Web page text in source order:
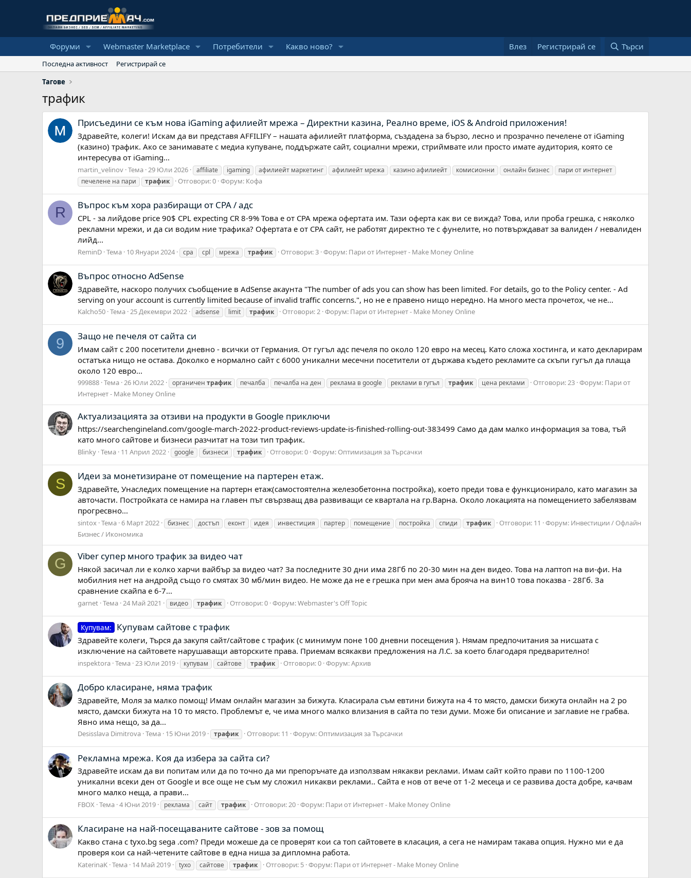
Форуми Webmaster Marketplace Потребители Какво ново? Влез Регистрирай се Търси
Последна активност
Регистрирай се
Тагове
трафик
Присъедини се към нова iGaming афилиейт мрежа – Директни казина, Реално време, iOS & Android приложения!
Здравейте, колеги! Искам да ви представя AFFILIFY – нашата афилиейт платформа, създадена за бързо, лесно и прозрачно печелене от iGaming
(казино) трафик. Ако се занимавате с медиа купуване, поддържате сайт, социални мрежи, стриймвате или просто имате аудитория, която се
интересува от iGaming...
martin_velinov Тема 29 Юли 2026 affiliate igaming афилиейт маркетинг афилиейт мрежа казино афилиейт комисионни онлайн бизнес
пари от интернет
печелене на пари
трафик Отговори: 0 Форум: Кофа
R Въпрос към хора разбиращи от CPA / адс
CPL - за лийдове price 90$ CPL expecting CR 8-9% Това е от CPA мрежа офертата им. Тази оферта как ви се вижда? Това, или проба грешка, с няколко
рекламни мрежи, и да си водим ние трафика? Офертата е от CPA сайт, не работят директно те с фунелите, но потвърждават за валиден / невалиден
лийд...
ReminD Тема 10 Януари 2024 cpa cpl мрежа трафик Отговори: 3 Форум: Пари от Интернет - Make Money Online
Въпрос относно AdSense
Здравейте, наскоро получих съобщение в AdSense акаунта "The number of ads you can show has been limited. For details, go to the Policy center. - Ad
serving on your account is currently limited because of invalid traffic concerns.", но не е правено нищо нередно. На много места прочетох, че не...
Kalcho50 Тема 25 Декември 2022 adsense limit трафик Отговори: 2 Форум: Пари от Интернет - Make Money Online
9 Защо не печеля от сайта си
Имам сайт с 200 посетители дневно - всички от Германия. От гугъл адс печеля по около 120 евро на месец. Като сложа хостинга, и като декларирам
остатъка нищо не остава. Доколко е нормално сайт с 6000 уникални месечни посетители от държава където рекламите са скъпи гугъл да плаща
около 120 евро...
999888 Тема 26 Юли 2022 органичен трафик печалба печалба на ден реклама в google реклами в гугъл трафик цена реклами Отговори: 23 Форум: Пари от
Интернет - Make Money Online
Актуализацията за отзиви на продукти в Google приключи
https://searchengineland.com/google-march-2022-product-reviews-update-is-finished-rolling-out-383499 Само да дам малко информация за това, тъй
като много сайтове и бизнеси разчитат на този тип трафик.
Blinky Тема 11 Април 2022 google бизнеси трафик Отговори: 0 Форум: Оптимизация за Търсачки
S Идеи за монетизиране от помещение на партeрен етаж.
Здравейте, Унаследих помещение на партерн етаж(самостоятелна железобетонна постройка), което преди това е функционирало, като магазин за
авточасти. Постройката се намира на главен път свързващ два развиващи се квартала на гр.Варна. Около локацията на помещението забелязвам
прогресвно...
sintox Тема 6 Март 2022 бизнес достъп еконт идея инвестиция партер помещение постройка спиди трафик Отговори: 11 Форум: Инвестиции / Офлайн
Бизнес / Икономика
G Viber супер много трафик за видео чат
Някой засичал ли е колко харчи вайбър за видео чат? За последните 30 дни има 28Гб по 20-30 мин на ден видео. Това на лаптоп на ви-фи. На
мобилния нет на андройд също го смятах 30 мб/мин видео. Не може да не е грешка при мен ама брояча на вин10 това показва - 28Гб. За
сравнение скайпа е 6-7...
garnet Тема 24 Май 2021 видео трафик Отговори: 0 Форум:Webmaster's Off Topic
Купувам: Купувам сайтове с трафик
Здравейте колеги, Търся да закупя сайт/сайтове с трафик (с минимум поне 100 дневни посещения ). Нямам предпочитания за нисшата с
изключение на сайтовете нарушаващи авторските права. Приемам всякакви предложения на Л.С. за което благодаря предварително!
inspektora Тема 23 Юли 2019 купувам сайтове трафик Отговори: 0 Форум:Архив
Добро класиране, няма трафик
Здравейте, Моля за малко помощ! Имам онлайн магазин за бижута. Класирала съм евтини бижута на 4 то място, дамски бижута онлайн на 2 ро
място, дамски бижута на 10 то място. Проблемът е, че има много малко влизания в сайта по тези думи. Може би описание и заглавие не грабва.
Явно има нещо, за да...
Desisslava Dimitrova Тема 15 Юни 2019 трафик Отговори: 11 Форум: Оптимизация за Търсачки
Рекламна мрежа. Коя да избера за сайта си?
Здравейте искам да ви попитам или да по точно да ми препоръчате да използвам някакви реклами. Имам сайт който прави по 1100-1200
уникални всеки ден от Google и все още не съм му сложил никакви реклами.. Сайта е нов от вече от 1-2 месеца и се развива доста добре, качвам
много малко неща, а прави...
FBOX Тема 4 Юни 2019 реклама сайт трафик Отговори: 20 Форум: Пари от Интернет - Make Money Online
Класиране на най-посещаваните сайтове - зов за помощ
Какво стана с tyxo.bg sega .com? Преди можеше да се проверят кои са топ сайтовете в класация, а сега не намирам такава опция. Нужно ми е да
проверя кои са най-четените сайтове в една ниша за дипломна работа.
KaterinaK Тема 14 Май 2019 tyxo сайтове трафик Отговори: 5 Форум: Пари от Интернет - Make Money Online